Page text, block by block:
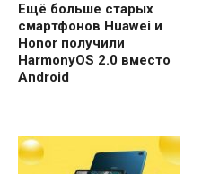
Ещё больше старых
смартфонов Huawei и
Honor получили
HarmonyOS 2.0 вместо
Android